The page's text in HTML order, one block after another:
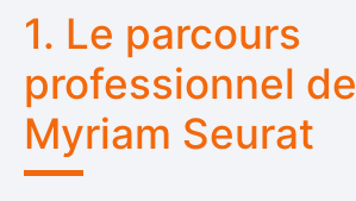
1. Le parcours
professionnel de
Myriam Seurat